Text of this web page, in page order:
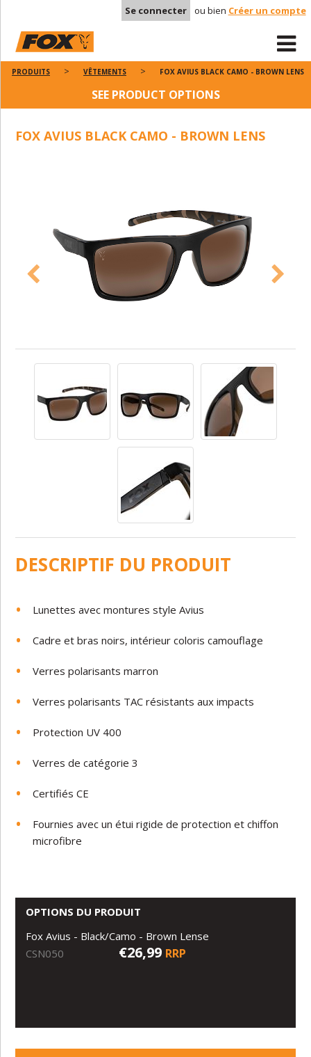
Se connecter ou bien Créer un compte
PRODUITS VÊTEMENTS FOX AVIUS BLACK CAMO - BROWN LENS
SEE PRODUCT OPTIONS
FOX AVIUS BLACK CAMO - BROWN LENS
DESCRIPTIF DU PRODUIT
Lunettes avec montures style Avius
Cadre et bras noirs, intérieur coloris camouflage
Verres polarisants marron
Verres polarisants TAC résistants aux impacts
Protection UV 400
Verres de catégorie 3
Certifiés CE
Fournies avec un étui rigide de protection et chiffon
microfibre
OPTIONS DU PRODUIT
Fox Avius - Black/Camo - Brown Lense
CSN050
€26,99 RRP